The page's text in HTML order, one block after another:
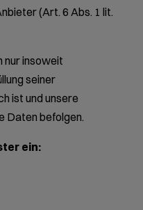
(Art. 6 Abs. 1 lit.
nur insoweit
seiner
ist und unsere
Daten befolgen.
ein: